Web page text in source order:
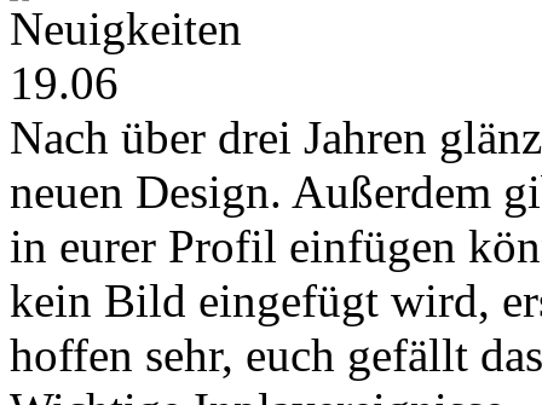
Neuigkeiten
19.06
Nach über drei Jahren
neuen Design. Außerdem
in eurer Profil einfügen
kein Bild eingefügt wird,
hoffen sehr, euch gefällt